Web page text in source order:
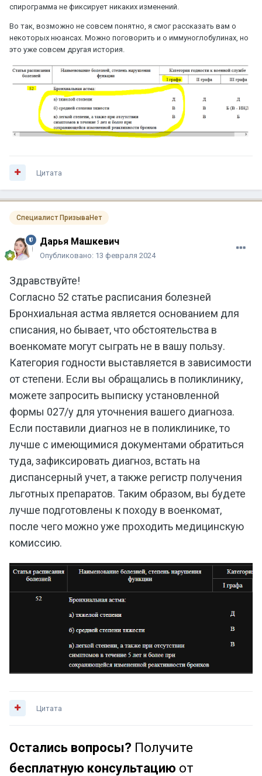
спирограмма не фиксирует никаких изменений.
Во так, возможно не совсем понятно, я смог рассказать вам о
некоторых нюансах. Можно поговорить и о иммуноглобулинах, но
это уже совсем другая история.
Цитата
Специалист ПризываНет
Дарья Машкевич
Опубликовано: 13 февраля 2024
Здравствуйте!
Согласно 52 статье расписания болезней
Бронхиальная астма является основанием для
списания, но бывает, что обстоятельства в
военкомате могут сыграть не в вашу пользу.
Категория годности выставляется в зависимости
от степени. Если вы обращались в поликлинику,
можете запросить выписку установленной
формы 027/у для уточнения вашего диагноза.
Если поставили диагноз не в поликлинике, то
лучше с имеющимися документами обратиться
туда, зафиксировать диагноз, встать на
диспансерный учет, а также регистр получения
льготных препаратов. Таким образом, вы будете
лучше подготовлены к походу в военкомат,
после чего можно уже проходить медицинскую
комиссию.
Цитата
Остались вопросы? Получите
бесплатную консультацию от